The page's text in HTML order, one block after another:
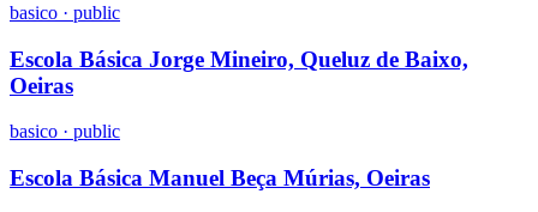
basico · public
Escola Básica Jorge Mineiro, Queluz de Baixo,
Oeiras
basico · public
Escola Básica Manuel Beça Múrias, Oeiras